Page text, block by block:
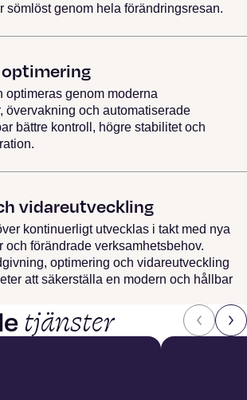
sömlöst genom hela förändringsresan.
optimeras genom moderna
övervakning och automatiserade
bättre kontroll, högre stabilitet och
vidareutveckling
kontinuerligt utvecklas i takt med nya
och förändrade verksamhetsbehov.
optimering och vidareutveckling
att säkerställa en modern och hållbar
tjänster